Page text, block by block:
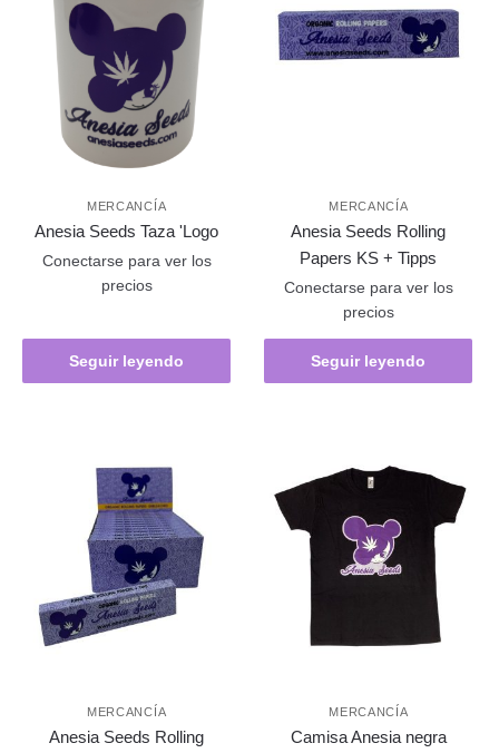
MERCANCÍA
Anesia Seeds Taza 'Logo
Conectarse para ver los
precios
Seguir leyendo
MERCANCÍA
Anesia Seeds Rolling
Papers KS + Tipps
Conectarse para ver los
precios
Seguir leyendo
MERCANCÍA
Anesia Seeds Rolling
MERCANCÍA
Camisa Anesia negra